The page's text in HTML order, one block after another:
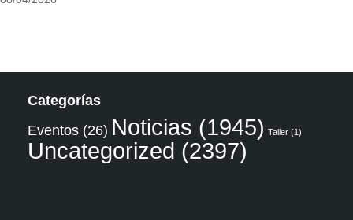
Categorías
Eventos (26) Noticias (1945) Taller (1)
Uncategorized (2397)